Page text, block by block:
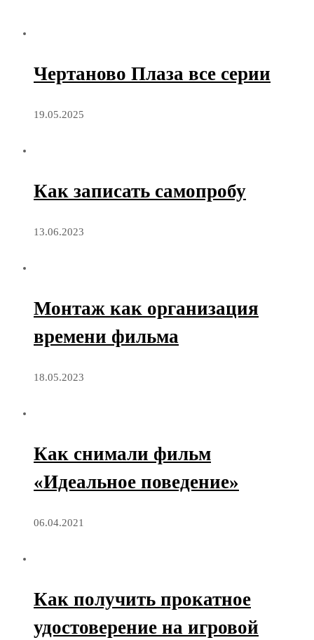
Чертаново Плаза все серии
19.05.2025
Как записать самопробу
13.06.2023
Монтаж как организация
времени фильма
18.05.2023
Как снимали фильм
«Идеальное поведение»
06.04.2021
Как получить прокатное
удостоверение на игровой